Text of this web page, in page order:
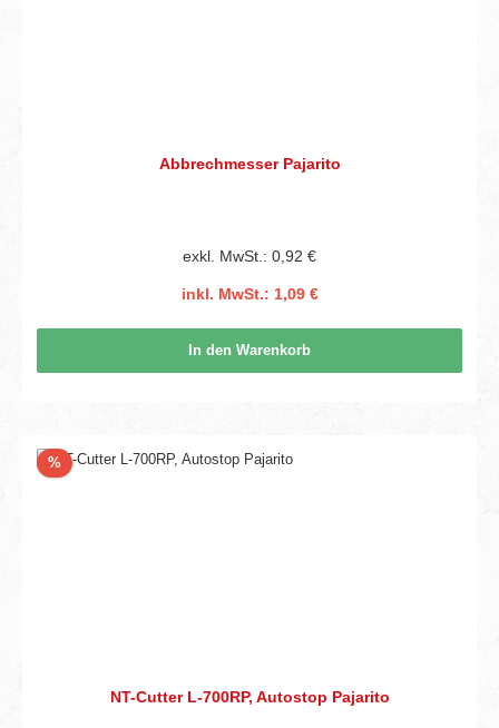
Abbrechmesser Pajarito
exkl. MwSt.: 0,92 €
inkl. MwSt.: 1,09 €
In den Warenkorb
%Rabatt
NT-Cutter L-700RP, Autostop Pajarito